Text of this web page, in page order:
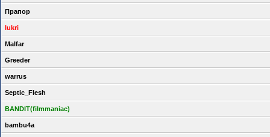
Прапор
lukri
Malfar
Greeder
warrus
Septic_Flesh
BANDIT(filmmaniac)
bambu4a